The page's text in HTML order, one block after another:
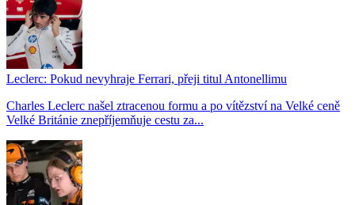
Leclerc: Pokud nevyhraje Ferrari, přeji titul Antonellimu
Charles Leclerc našel ztracenou formu a po vítězství na Velké ceně
Velké Británie znepříjemňuje cestu za...